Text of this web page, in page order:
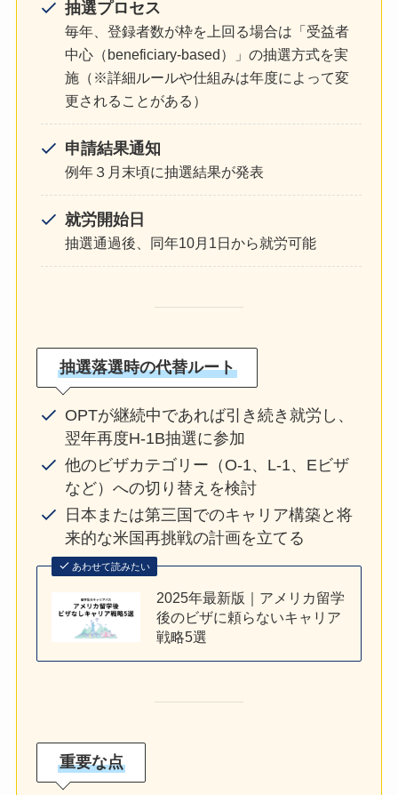
抽選プロセス
毎年、登録者数が枠を上回る場合は「受益者
中心（beneficiary-based）」の抽選方式を実
施（※詳細ルールや仕組みは年度によって変
更されることがある）
申請結果通知
例年３月末頃に抽選結果が発表
就労開始日
抽選通過後、同年10月1日から就労可能
抽選落選時の代替ルート
OPTが継続中であれば引き続き就労し、
翌年再度H-1B抽選に参加
他のビザカテゴリー（O-1、L-1、Eビザ
など）への切り替えを検討
日本または第三国でのキャリア構築と将
来的な米国再挑戦の計画を立てる
あわせて読みたい
2025年最新版｜アメリカ留学
後のビザに頼らないキャリア
戦略5選
重要な点